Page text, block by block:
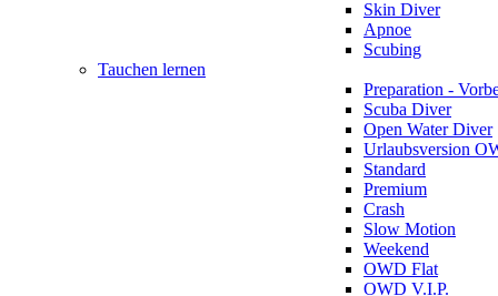
Skin Diver
Apnoe
Scubing
Tauchen lernen
Preparation -
Scuba Diver
Open Water Diver
Urlaubsversion
Standard
Premium
Crash
Slow Motion
Weekend
OWD Flat
OWD V.I.P.